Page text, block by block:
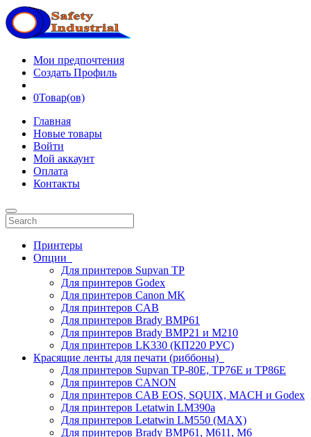
Мои предпочтения
Создать Профиль
0Товар(ов)
Главная
Новые товары
Войти
Мой аккаунт
Оплата
Контакты
Принтеры
Опции
Для принтеров Supvan TP
Для принтеров Godex
Для принтеров Canon MK
Для принтеров CAB
Для принтеров Brady BMP61
Для принтеров Brady BMP21 и M210
Для принтеров LK330 (КП220 РУС)
Красящие ленты для печати (риббоны)
Для принтеров Supvan TP-80E, TP76E и TP86E
Для принтеров CANON
Для принтеров CAB EOS, SQUIX, MACH и Godex
Для принтеров Letatwin LM390a
Для принтеров Letatwin LM550 (MAX)
Для принтеров Brady BMP61, M611, M6